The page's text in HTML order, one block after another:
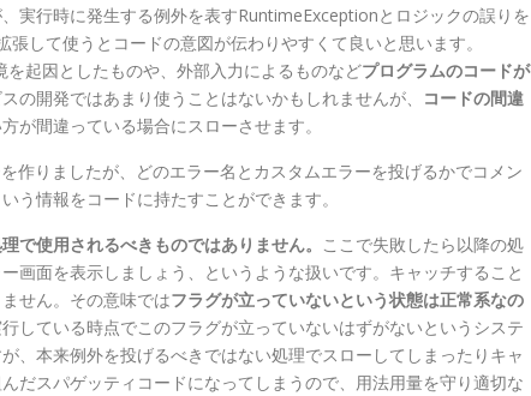
実行時に発生する例外を表すRuntimeExceptionとロジックの誤りを
して使うとコードの意図が伝わりやすくて良いと思います。
起因としたものや、外部入力によるものなどプログラムのコードが
の開発ではあまり使うことはないかもしれませんが、
コードの間違
が間違っている場合にスローさせます。
作りましたが、どのエラー名とカスタムエラーを投げるかでコメン
う情報をコードに持たすことができます。
で使用されるべきものではありません。 ここで失敗したら以降の処
画面を表示しましょう、というような扱いです。キャッチすること
せん。その意味ではフラグが立っていないという状態は正常系なの
している時点でこのフラグが立っていないはずがないというシステ
、本来例外を投げるべきではない処理でスローしてしまったりキャ
だスパゲッティコードになってしまうので、用法用量を守り適切な